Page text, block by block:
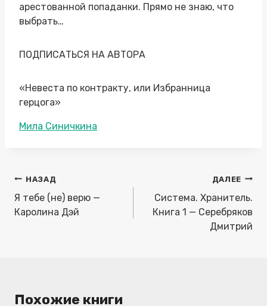
арестованной попаданки. Прямо не знаю, что
выбрать…
ПОДПИСАТЬСЯ НА АВТОРА
«Невеста по контракту, или Избранница
герцога»
Метки
Мила Синичкина
Навигация
по
записям
НАЗАД
Я тебе (не) верю —
Каролина Дэй
ДАЛЕЕ
Система. Хранитель.
Книга 1 — Серебряков
Дмитрий
Похожие книги